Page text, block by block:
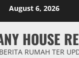
August 6, 2026
HOUSE
RUMAH TER